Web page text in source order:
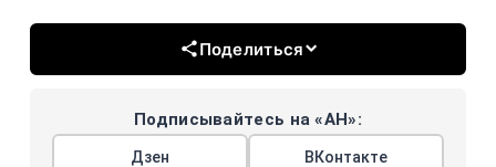
Поделиться
Подписывайтесь на «АН»:
Дзен ВКонтакте